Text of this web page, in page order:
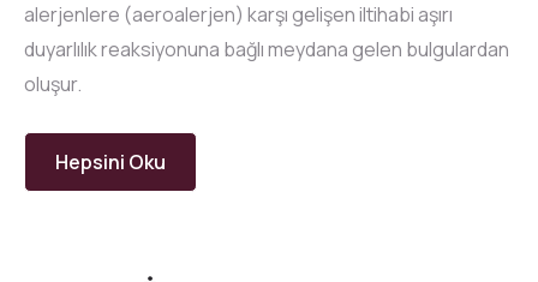
alerjenlere (aeroalerjen) karşı gelişen iltihabi aşırı
duyarlılık reaksiyonuna bağlı meydana gelen bulgulardan
oluşur.
Hepsini Oku